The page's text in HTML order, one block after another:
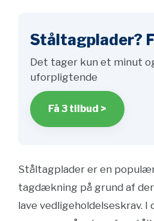
Ståltagplader?
Det tager kun et minut
uforpligtende
Få 3 tilbud >
Ståltagplader er en
tagdækning på grund af
lave vedligeholdelseskrav. I